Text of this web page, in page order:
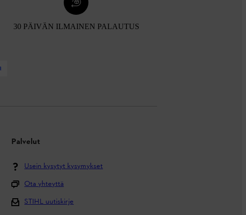
30 PÄIVÄN ILMAINEN PALAUTUS
Palvelut
Usein kysytyt kysymykset
Ota yhteyttä
STIHL uutiskirje